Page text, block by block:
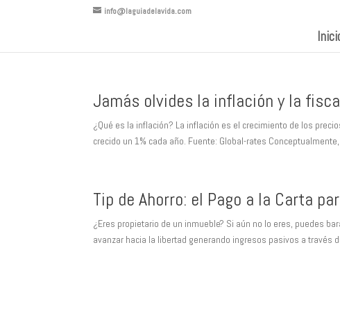
info@laguiadelavida.com
Jamás olvides la inflación y la
¿Qué es la inflación? La inflación es el crecimiento de los
crecido un 1% cada año. Fuente: Global-rates
Tip de Ahorro: el Pago a la Carta
¿Eres propietario de un inmueble? Si aún no lo eres, puedes
avanzar hacia la libertad generando ingresos pasivos a través